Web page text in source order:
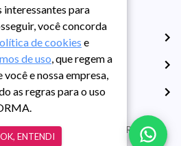
os direitos reservados. CRECI RS -
89.398.606/0001-30
interessantes para
você concorda
de cookies e
de uso, que regem a
você e nossa empresa,
as regras para o uso
OK, ENTENDI